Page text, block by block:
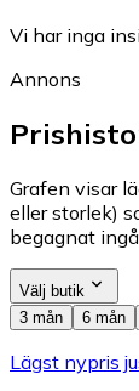
Vi har inga
Annons
Grafen visar
eller storlek)
begagnat
Välj butik
3 mån
6 mån
Lägst nypris